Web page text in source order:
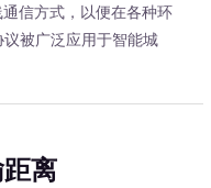
信方式，以便在各种环
被广泛应用于智能城
离